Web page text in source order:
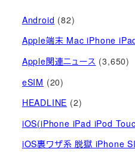
Android (82)
Apple端末 Mac iPhone
Apple関連ニュース (3,650)
eSIM (20)
HEADLINE (2)
iOS(iPhone iPad iPod
iOS裏ワザ系 脱獄 iPhone